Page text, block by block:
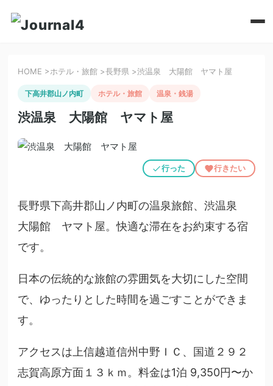
HOME >ホテル・旅館 >長野県 >渋温泉 大陽館 ヤマト屋
下高井郡山ノ内町 ホテル・旅館 温泉・銭湯
渋温泉 大陽館 ヤマト屋
行った 行きたい
長野県下高井郡山ノ内町の温泉旅館、渋温泉
大陽館 ヤマト屋。快適な滞在をお約束する宿
です。
日本の伝統的な旅館の雰囲気を大切にした空間
で、ゆったりとした時間を過ごすことができま
す。
アクセスは上信越道信州中野ＩＣ、国道２９２
志賀高原方面１３ｋｍ。料金は1泊 9,350円〜か